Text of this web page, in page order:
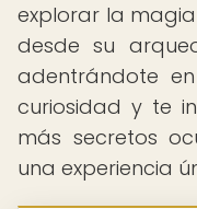
explorar la
desde su
adentrándote
curiosidad y te
más secretos
una experiencia